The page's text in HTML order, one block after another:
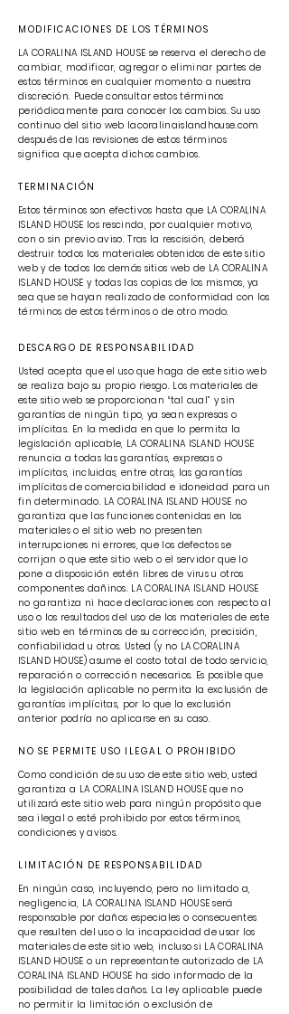
MODIFICACIONES DE LOS TÉRMINOS
LA CORALINA ISLAND HOUSE se reserva el derecho de
cambiar, modificar, agregar o eliminar partes de
estos términos en cualquier momento a nuestra
discreción. Puede consultar estos términos
periódicamente para conocer los cambios. Su uso
continuo del sitio web lacoralinaislandhouse.com
después de las revisiones de estos términos
significa que acepta dichos cambios.
TERMINACIÓN
Estos términos son efectivos hasta que LA CORALINA
ISLAND HOUSE los rescinda, por cualquier motivo,
con o sin previo aviso. Tras la rescisión, deberá
destruir todos los materiales obtenidos de este sitio
web y de todos los demás sitios web de LA CORALINA
ISLAND HOUSE y todas las copias de los mismos, ya
sea que se hayan realizado de conformidad con los
términos de estos términos o de otro modo.
DESCARGO DE RESPONSABILIDAD
Usted acepta que el uso que haga de este sitio web
se realiza bajo su propio riesgo. Los materiales de
este sitio web se proporcionan “tal cual” y sin
garantías de ningún tipo, ya sean expresas o
implícitas. En la medida en que lo permita la
legislación aplicable, LA CORALINA ISLAND HOUSE
renuncia a todas las garantías, expresas o
implícitas, incluidas, entre otras, las garantías
implícitas de comerciabilidad e idoneidad para un
fin determinado. LA CORALINA ISLAND HOUSE no
garantiza que las funciones contenidas en los
materiales o el sitio web no presenten
interrupciones ni errores, que los defectos se
corrijan o que este sitio web o el servidor que lo
pone a disposición estén libres de virus u otros
componentes dañinos. LA CORALINA ISLAND HOUSE
no garantiza ni hace declaraciones con respecto al
uso o los resultados del uso de los materiales de este
sitio web en términos de su corrección, precisión,
confiabilidad u otros. Usted (y no LA CORALINA
ISLAND HOUSE) asume el costo total de todo servicio,
reparación o corrección necesarios. Es posible que
la legislación aplicable no permita la exclusión de
garantías implícitas, por lo que la exclusión
anterior podría no aplicarse en su caso.
NO SE PERMITE USO ILEGAL O PROHIBIDO
Como condición de su uso de este sitio web, usted
garantiza a LA CORALINA ISLAND HOUSE que no
utilizará este sitio web para ningún propósito que
sea ilegal o esté prohibido por estos términos,
condiciones y avisos.
LIMITACIÓN DE RESPONSABILIDAD
En ningún caso, incluyendo, pero no limitado a,
negligencia, LA CORALINA ISLAND HOUSE será
responsable por daños especiales o consecuentes
que resulten del uso o la incapacidad de usar los
materiales de este sitio web, incluso si LA CORALINA
ISLAND HOUSE o un representante autorizado de LA
CORALINA ISLAND HOUSE ha sido informado de la
posibilidad de tales daños. La ley aplicable puede
no permitir la limitación o exclusión de